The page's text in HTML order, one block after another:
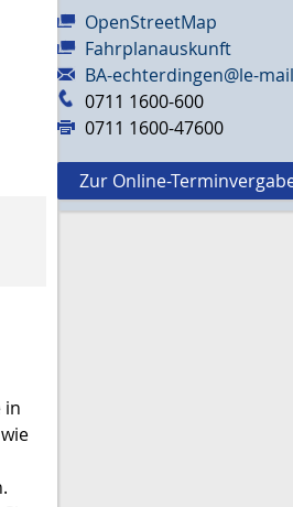
in
OpenStreetMap
Fahrplanauskunft
BA-echterdingen@le-
0711 1600-600
0711 1600-47600
Zur Online-